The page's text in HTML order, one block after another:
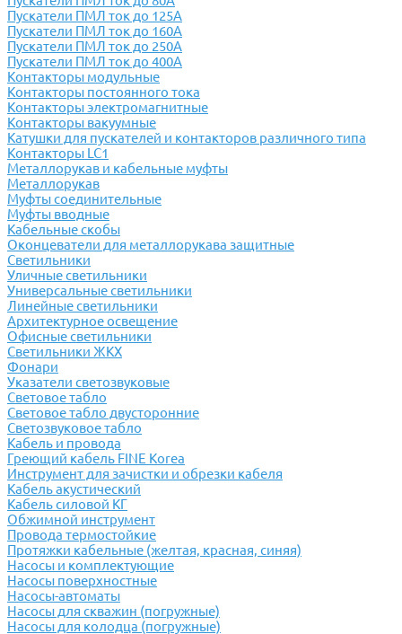
Пускатели ПМЛ ток до 125А
Пускатели ПМЛ ток до 160А
Пускатели ПМЛ ток до 250А
Пускатели ПМЛ ток до 400А
Контакторы модульные
Контакторы постоянного тока
Контакторы электромагнитные
Контакторы вакуумные
Катушки для пускателей и контакторов различного типа
Контакторы LC1
Металлорукав и кабельные муфты
Металлорукав
Муфты соединительные
Муфты вводные
Кабельные скобы
Оконцеватели для металлорукава защитные
Светильники
Уличные светильники
Универсальные светильники
Линейные светильники
Архитектурное освещение
Офисные светильники
Светильники ЖКХ
Фонари
Указатели светозвуковые
Световое табло
Световое табло двусторонние
Светозвуковое табло
Кабель и провода
Греющий кабель FINE Korea
Инструмент для зачистки и обрезки кабеля
Кабель акустический
Кабель силовой КГ
Обжимной инструмент
Провода термостойкие
Протяжки кабельные (желтая, красная, синяя)
Насосы и комплектующие
Насосы поверхностные
Насосы-автоматы
Насосы для скважин (погружные)
Насосы для колодца (погружные)